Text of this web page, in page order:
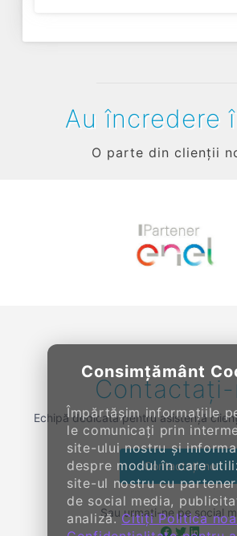
Consimțământ
Împărtășim informațiile
le comunicați prin
site-ului nostru și
despre modul în care
site-ul nostru cu
de social media,
analiză.Citiți Politica
Au încredere
O parte din clienții
Echipă dedicată pentru asistență
Contactați-ne
Sau urmați-ne pe social